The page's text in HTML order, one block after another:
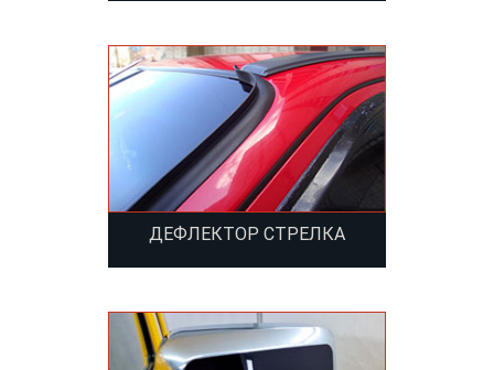
ДЕФЛЕКТОР СТРЕЛКА